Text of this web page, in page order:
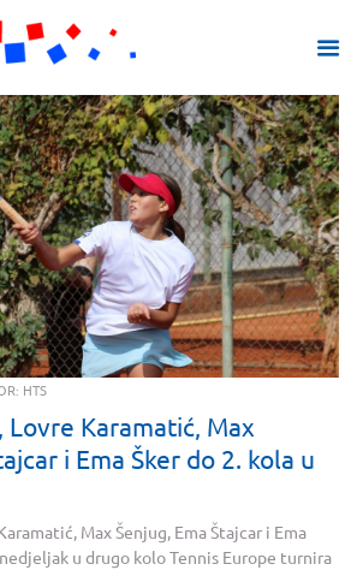
HTS
Lovre Karamatić, Max
i Ema Šker do 2. kola u
Max Šenjug, Ema Štajcar i Ema
u drugo kolo Tennis Europe turnira